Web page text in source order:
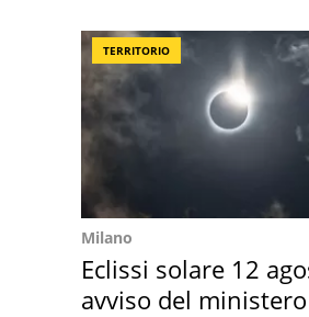
TERRITORIO
Milano
Eclissi solare 12
avviso del